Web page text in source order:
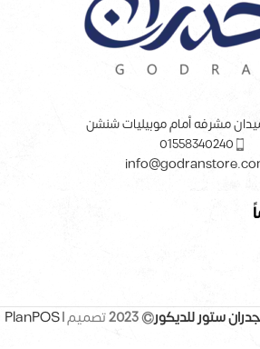
مشرفه أمام موبيليات شنشن
01558340240
جدران ستور للديكور© 2023 تصميم |PlanPOS